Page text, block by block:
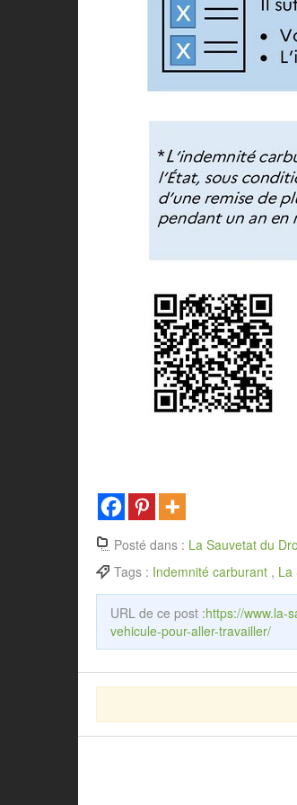
Posté dans : La Sauvetat du
Tags : Indemnité carburant , La
URL de ce post :https://www.la-
vehicule-pour-aller-travailler/